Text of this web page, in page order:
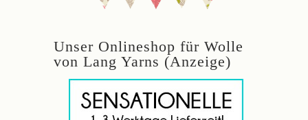
Unser Onlineshop für Wolle
von Lang Yarns (Anzeige)